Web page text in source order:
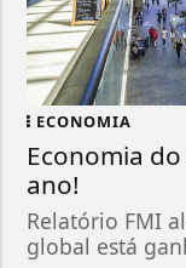
ECONOMIA
Economia
ano!
Relatório FMI
global está